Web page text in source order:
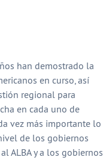
han demostrado la
en curso, así
regional para
en cada uno de
vez más importante lo
de los gobiernos
ALBA y a los gobiernos